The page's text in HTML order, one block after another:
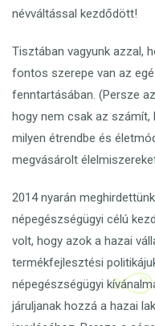
névváltással kezdődött!
Tisztában vagyunk azzal,
fontos szerepe van az
fenntartásában. (Persze
hogy nem csak az számít,
milyen étrendbe és
megvásárolt
2014 nyarán
népegészségügyi célú
volt, hogy azok a hazai
termékfejlesztési
népegészségügyi
járuljanak hozzá a hazai